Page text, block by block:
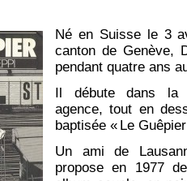
Né en Suisse le 3
canton de Genève,
pendant quatre ans
Il débute dans la
agence, tout en
baptisée « Le
Un ami de
propose en 1977